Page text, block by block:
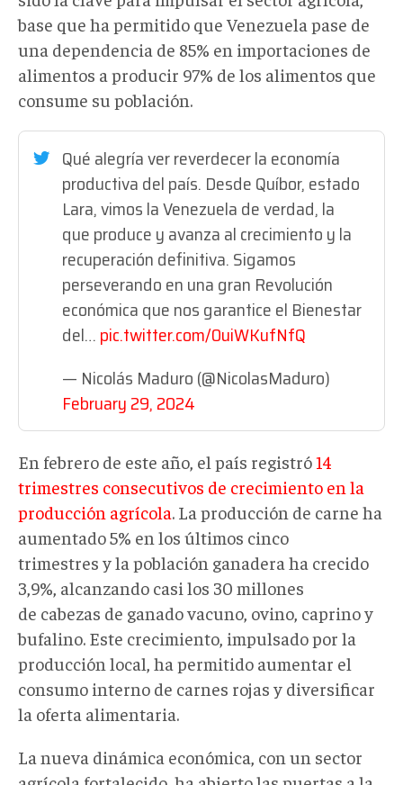
base que ha permitido que Venezuela pase de
una dependencia de 85% en importaciones de
alimentos a producir 97% de los alimentos que
consume su población.
Qué alegría ver reverdecer la economía
productiva del país. Desde Quíbor, estado
Lara, vimos la Venezuela de verdad, la
que produce y avanza al crecimiento y la
recuperación definitiva. Sigamos
perseverando en una gran Revolución
económica que nos garantice el Bienestar
del…pic.twitter.com/0uiWKufNfQ
— Nicolás Maduro (@NicolasMaduro)
February 29, 2024
En febrero de este año, el país registró14
trimestres consecutivos de crecimiento en la
producción agrícola. La producción de carne ha
aumentado 5% en los últimos cinco
trimestres y la población ganadera ha crecido
3,9%, alcanzando casi los 30 millones
de cabezas de ganado vacuno, ovino, caprino y
bufalino. Este crecimiento, impulsado por la
producción local, ha permitido aumentar el
consumo interno de carnes rojas y diversificar
la oferta alimentaria.
La nueva dinámica económica, con un sector